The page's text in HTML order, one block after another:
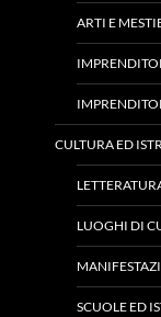
ARTI E
CULTURA ED
LUOGHI DI
SCUOLE ED